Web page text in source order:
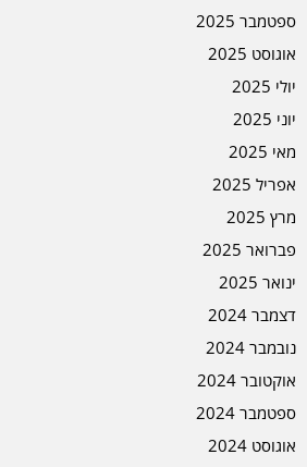
ספטמבר 2025
אוגוסט 2025
יולי 2025
יוני 2025
מאי 2025
אפריל 2025
מרץ 2025
פברואר 2025
ינואר 2025
דצמבר 2024
נובמבר 2024
אוקטובר 2024
ספטמבר 2024
אוגוסט 2024